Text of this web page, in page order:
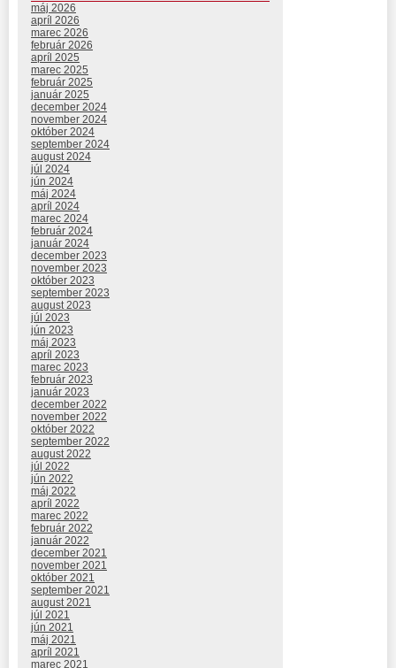
máj 2026
apríl 2026
marec 2026
február 2026
apríl 2025
marec 2025
február 2025
január 2025
december 2024
november 2024
október 2024
september 2024
august 2024
júl 2024
jún 2024
máj 2024
apríl 2024
marec 2024
február 2024
január 2024
december 2023
november 2023
október 2023
september 2023
august 2023
júl 2023
jún 2023
máj 2023
apríl 2023
marec 2023
február 2023
január 2023
december 2022
november 2022
október 2022
september 2022
august 2022
júl 2022
jún 2022
máj 2022
apríl 2022
marec 2022
február 2022
január 2022
december 2021
november 2021
október 2021
september 2021
august 2021
júl 2021
jún 2021
máj 2021
apríl 2021
marec 2021